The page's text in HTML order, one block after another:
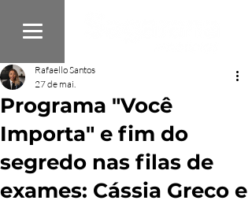
Programa "Você
Importa" e fim do
segredo nas filas de
exames: Cássia Greco e
Rafaello Santos
27 de mai.